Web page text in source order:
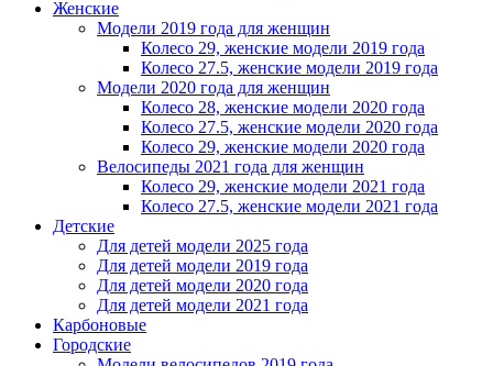
Женскиe
Модели 2019 года для женщин
Колесо 29, женские модели 2019 года
Колесо 27.5, женские модели 2019 года
Модели 2020 года для женщин
Колесо 28, женские модели 2020 года
Колесо 27.5, женские модели 2020 года
Колесо 29, женские модели 2020 года
Велосипеды 2021 года для женщин
Колесо 29, женские модели 2021 года
Колесо 27.5, женские модели 2021 года
Детские
Для детей модели 2025 года
Для детей модели 2019 года
Для детей модели 2020 года
Для детей модели 2021 года
Карбоновые
Городские